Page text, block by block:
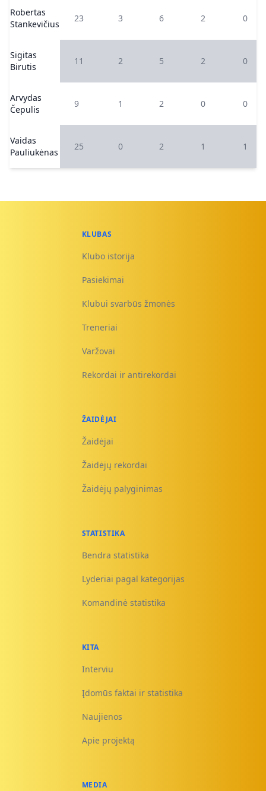
Robertas
Stankevičius
23 3 6 2 0
Sigitas
Birutis
11 2 5 2 0
Arvydas
Čepulis
9 1 2 0 0
Vaidas
Pauliukėnas
25 0 2 1 1
KLUBAS
Klubo istorija
Pasiekimai
Klubui svarbūs žmonės
Treneriai
Varžovai
Rekordai ir antirekordai
ŽAIDĖJAI
Žaidėjai
Žaidėjų rekordai
Žaidėjų palyginimas
STATISTIKA
Bendra statistika
Lyderiai pagal kategorijas
Komandinė statistika
KITA
Interviu
Įdomūs faktai ir statistika
Naujienos
Apie projektą
MEDIA